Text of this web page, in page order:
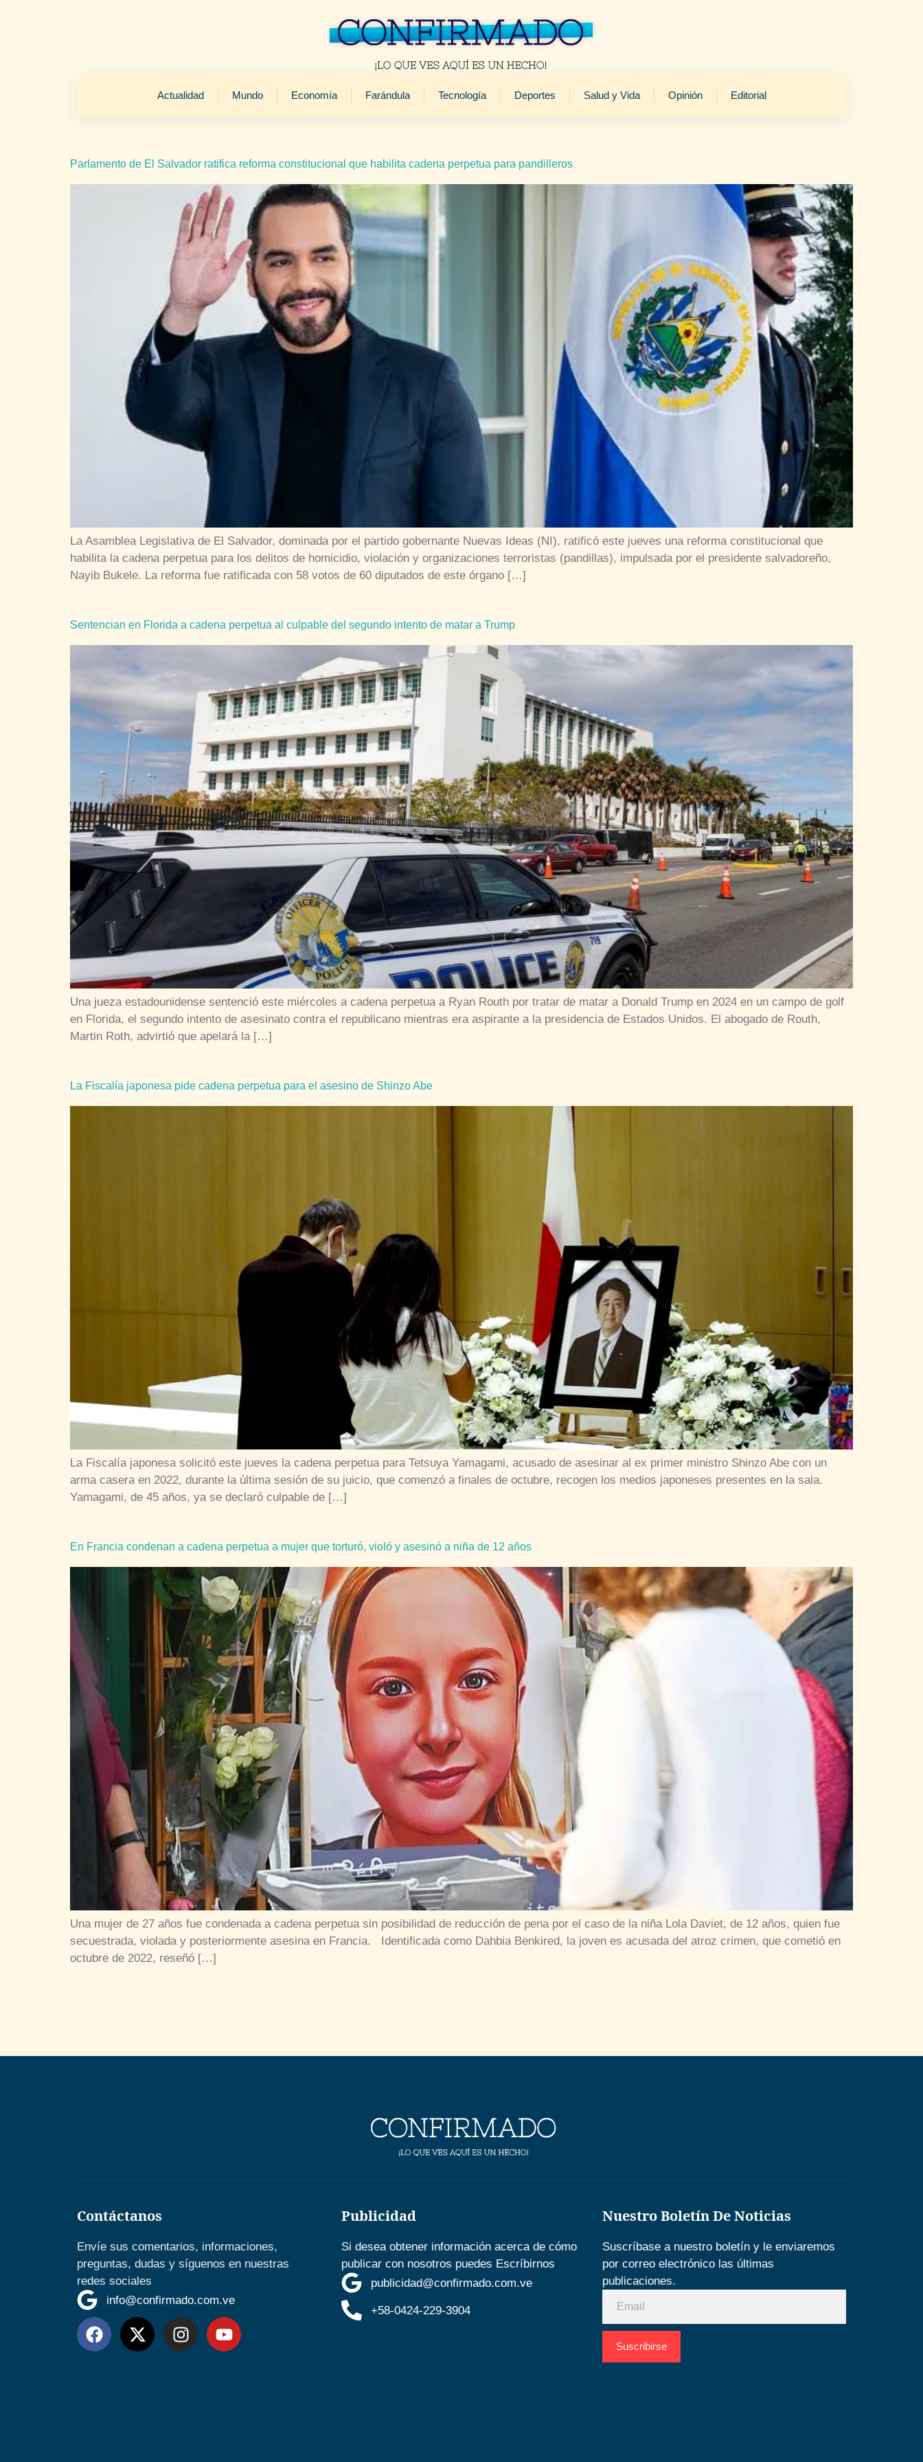
Actualidad Mundo Economía Farándula Tecnología Deportes Salud y Vida Opinión Editorial
Parlamento de El Salvador ratifica reforma constitucional que habilita cadena perpetua para pandilleros
La Asamblea Legislativa de El Salvador, dominada por el partido gobernante Nuevas Ideas (NI), ratificó este jueves una reforma constitucional que
habilita la cadena perpetua para los delitos de homicidio, violación y organizaciones terroristas (pandillas), impulsada por el presidente salvadoreño,
Nayib Bukele. La reforma fue ratificada con 58 votos de 60 diputados de este órgano […]
Sentencian en Florida a cadena perpetua al culpable del segundo intento de matar a Trump
Una jueza estadounidense sentenció este miércoles a cadena perpetua a Ryan Routh por tratar de matar a Donald Trump en 2024 en un campo de golf
en Florida, el segundo intento de asesinato contra el republicano mientras era aspirante a la presidencia de Estados Unidos. El abogado de Routh,
Martin Roth, advirtió que apelará la […]
La Fiscalía japonesa pide cadena perpetua para el asesino de Shinzo Abe
La Fiscalía japonesa solicitó este jueves la cadena perpetua para Tetsuya Yamagami, acusado de asesinar al ex primer ministro Shinzo Abe con un
arma casera en 2022, durante la última sesión de su juicio, que comenzó a finales de octubre, recogen los medios japoneses presentes en la sala.
Yamagami, de 45 años, ya se declaró culpable de […]
En Francia condenan a cadena perpetua a mujer que torturó, violó y asesinó a niña de 12 años
Una mujer de 27 años fue condenada a cadena perpetua sin posibilidad de reducción de pena por el caso de la niña Lola Daviet, de 12 años, quien fue
secuestrada, violada y posteriormente asesina en Francia. Identificada como Dahbia Benkired, la joven es acusada del atroz crimen, que cometió en
octubre de 2022, reseñó […]
Contáctanos
Envíe sus comentarios, informaciones,
preguntas, dudas y síguenos en nuestras
redes sociales
info@confirmado.com.ve
Publicidad
Si desea obtener información acerca de cómo
publicar con nosotros puedes Escríbirnos
publicidad@confirmado.com.ve
+58-0424-229-3904
Nuestro Boletín De Noticias
Suscríbase a nuestro boletín y le enviaremos
por correo electrónico las últimas
publicaciones.
Suscribirse